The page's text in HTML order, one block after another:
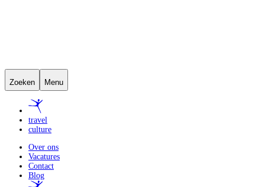
Zoeken Menu
travel
culture
Over ons
Vacatures
Contact
Blog